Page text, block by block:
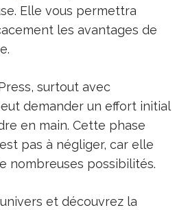
Elle vous permettra
les avantages de
surtout avec
demander un effort initial
en main. Cette phase
pas à négliger, car elle
nombreuses possibilités.
et découvrez la